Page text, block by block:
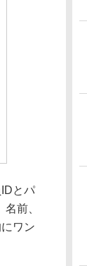
とパ
前、
ワン